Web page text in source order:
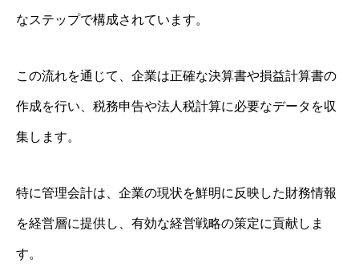
なステップで構成されています。
この流れを通じて、企業は正確な決算書や損益計算書の
作成を行い、税務申告や法人税計算に必要なデータを収
集します。
特に管理会計は、企業の現状を鮮明に反映した財務情報
を経営層に提供し、有効な経営戦略の策定に貢献しま
す。